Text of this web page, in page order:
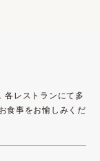
各レストランにて多
食事をお愉しみくだ